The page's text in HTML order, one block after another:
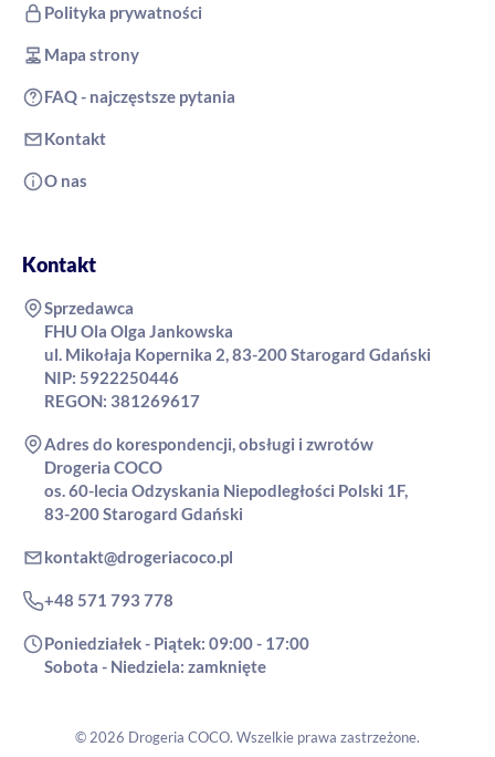
Polityka prywatności
Mapa strony
FAQ - najczęstsze pytania
Kontakt
O nas
Kontakt
Sprzedawca
FHU Ola Olga Jankowska
ul. Mikołaja Kopernika 2, 83-200 Starogard Gdański
NIP: 5922250446
REGON: 381269617
Adres do korespondencji, obsługi i zwrotów
Drogeria COCO
os. 60-lecia Odzyskania Niepodległości Polski 1F,
83-200 Starogard Gdański
kontakt@drogeriacoco.pl
+48 571 793 778
Poniedziałek - Piątek: 09:00 - 17:00
Sobota - Niedziela: zamknięte
© 2026 Drogeria COCO. Wszelkie prawa zastrzeżone.